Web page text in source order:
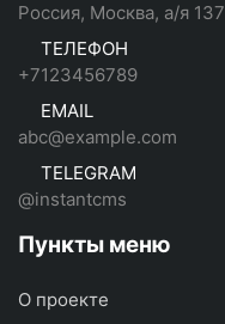
Россия, Москва, а/я 137
ТЕЛЕФОН
+7123456789
EMAIL
abc@example.com
TELEGRAM
@instantcms
Пункты меню
О проекте